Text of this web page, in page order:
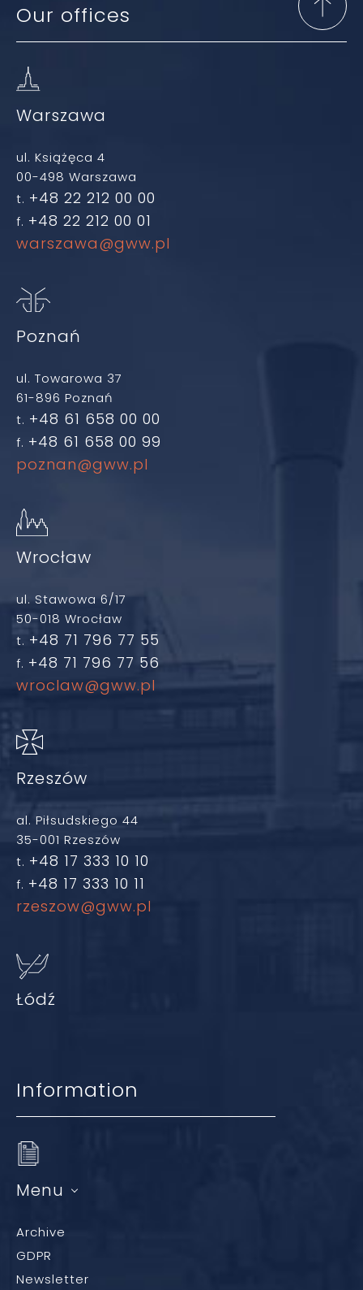
Our offices
Warszawa
ul. Książęca 4
00-498 Warszawa
t. +48 22 212 00 00
f. +48 22 212 00 01
warszawa@gww.pl
Poznań
ul. Towarowa 37
61-896 Poznań
t. +48 61 658 00 00
f. +48 61 658 00 99
poznan@gww.pl
Wrocław
ul. Stawowa 6/17
50-018 Wrocław
t. +48 71 796 77 55
f. +48 71 796 77 56
wroclaw@gww.pl
Rzeszów
al. Piłsudskiego 44
35-001 Rzeszów
t. +48 17 333 10 10
f. +48 17 333 10 11
rzeszow@gww.pl
Łódź
Information
Menu
Archive
GDPR
Newsletter